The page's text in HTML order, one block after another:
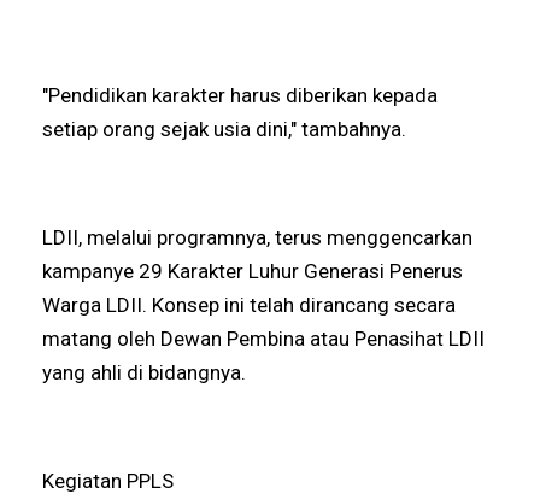
"Pendidikan karakter harus diberikan kepada
setiap orang sejak usia dini," tambahnya.
LDII, melalui programnya, terus menggencarkan
kampanye 29 Karakter Luhur Generasi Penerus
Warga LDII. Konsep ini telah dirancang secara
matang oleh Dewan Pembina atau Penasihat LDII
yang ahli di bidangnya.
Kegiatan PPLS